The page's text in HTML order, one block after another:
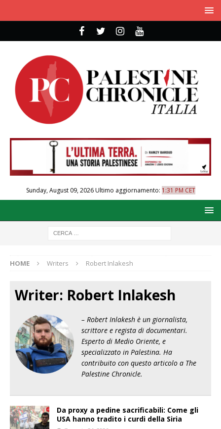
Sunday, August 09, 2026Ultimo aggiornamento: 1:31 PM CET
HOME Writers Robert Inlakesh
Writer: Robert Inlakesh
– Robert Inlakesh è un giornalista,
scrittore e regista di documentari.
Esperto di Medio Oriente, e
specializzato in Palestina. Ha
contribuito con questo articolo a The
Palestine Chronicle.
Da proxy a pedine sacrificabili: Come gli
USA hanno tradito i curdi della Siria